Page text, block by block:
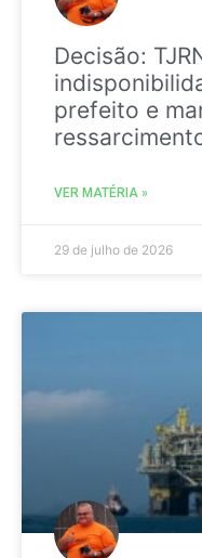
Decisão:
prefeito e
VER MATÉRIA »
29 de julho de 2026